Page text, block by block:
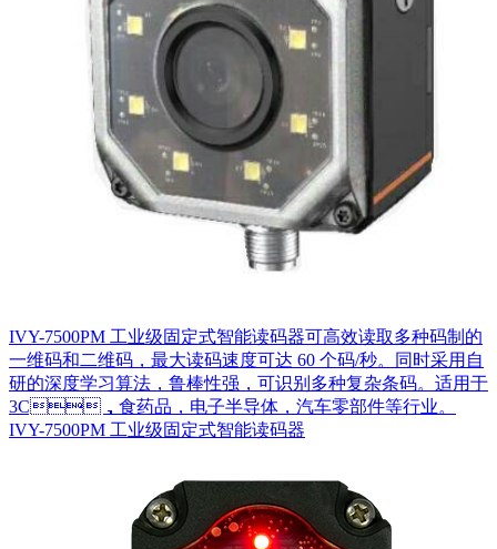
IVY-7500PM 工业级固定式智能读码器可高效读取多种码制的
一维码和二维码，最大读码速度可达 60 个码/秒。同时采用自
研的深度学习算法，鲁棒性强，可识别多种复杂条码。适用于
3C，食药品，电子半导体，汽车零部件等行业。
IVY-7500PM 工业级固定式智能读码器